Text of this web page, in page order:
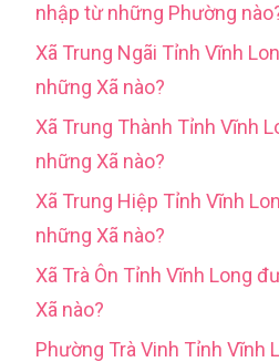
nhập từ những Phường
Xã Trung Ngãi Tỉnh Vĩnh
những Xã nào?
Xã Trung Thành Tỉnh Vĩnh
những Xã nào?
Xã Trung Hiệp Tỉnh Vĩnh
những Xã nào?
Xã Trà Ôn Tỉnh Vĩnh Long
Xã nào?
Phường Trà Vinh Tỉnh Vĩnh